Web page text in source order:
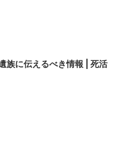
族に伝えるべき情報 | 死活